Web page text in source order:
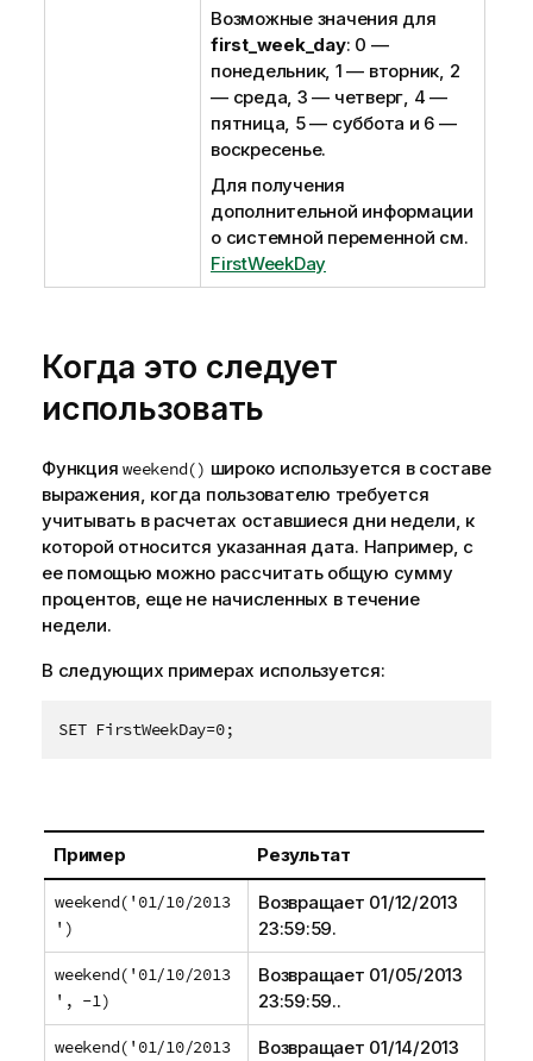
Возможные значения для
first_week_day: 0 —
понедельник, 1 — вторник, 2
— среда, 3 — четверг, 4 —
пятница, 5 — суббота и 6 —
воскресенье.
Для получения
дополнительной информации
о системной переменной см.
FirstWeekDay
Когда это следует
использовать
Функция weekend() широко используется в составе
выражения, когда пользователю требуется
учитывать в расчетах оставшиеся дни недели, к
которой относится указанная дата. Например, с
ее помощью можно рассчитать общую сумму
процентов, еще не начисленных в течение
недели.
В следующих примерах используется:
SET FirstWeekDay=0;
Пример Результат
weekend('01/10/2013
')
Возвращает 01/12/2013
23:59:59.
weekend('01/10/2013
', -1)
Возвращает 01/05/2013
23:59:59..
weekend('01/10/2013
Возвращает 01/14/2013